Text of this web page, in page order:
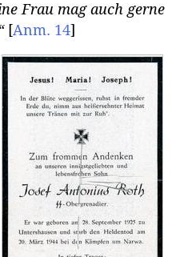
Frau mag auch gerne
[Anm. 14]